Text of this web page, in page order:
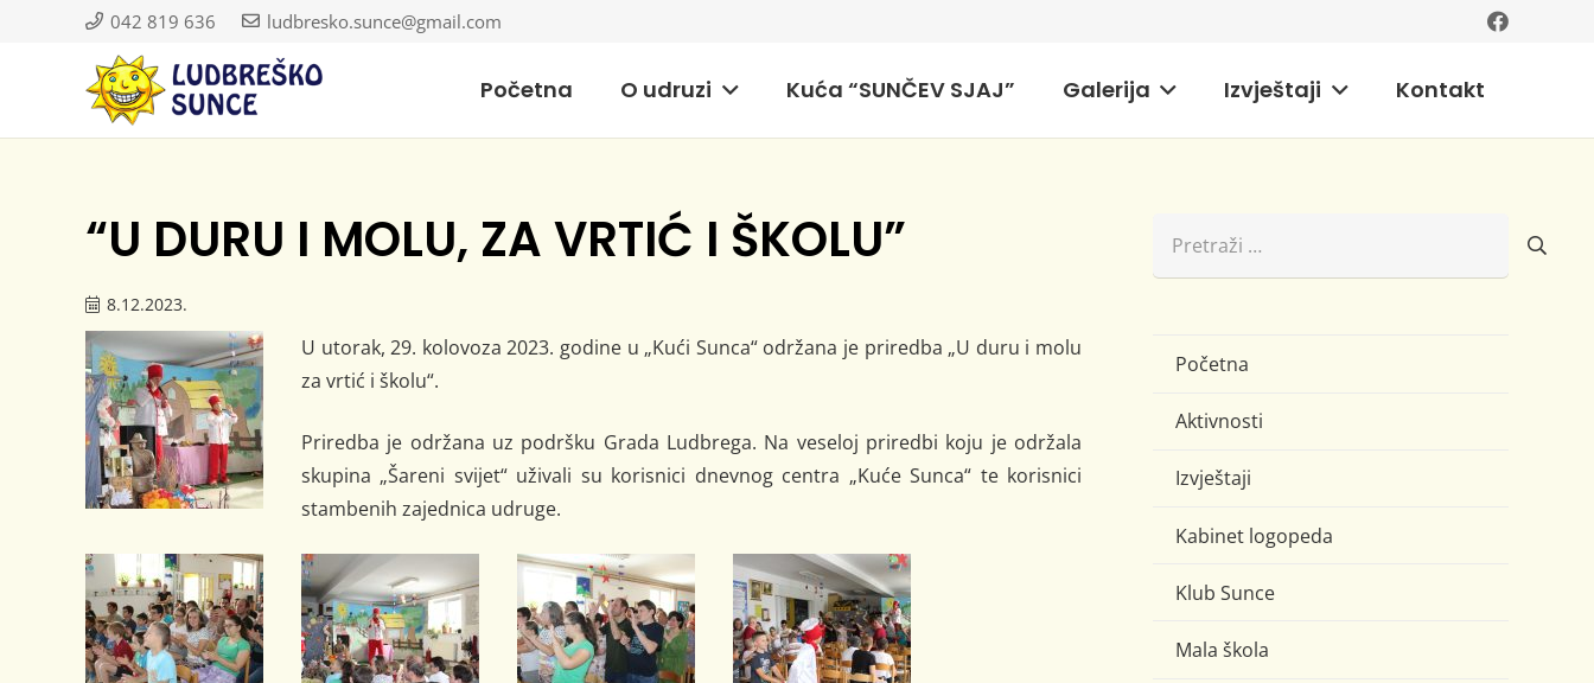
042 819 636 ludbresko.sunce@gmail.com
Početna O udruzi Kuća “SUNČEV SJAJ” Galerija Izvještaji Kontakt
“U DURU I MOLU, ZA VRTIĆ I ŠKOLU”
8.12.2023.
U utorak, 29. kolovoza 2023. godine u „Kući Sunca“ održana je priredba „U duru i molu
za vrtić i školu“.
Priredba je održana uz podršku Grada Ludbrega. Na veseloj priredbi koju je održala
skupina „Šareni svijet“ uživali su korisnici dnevnog centra „Kuće Sunca“ te korisnici
stambenih zajednica udruge.
Početna
Aktivnosti
Izvještaji
Kabinet logopeda
Klub Sunce
Mala škola